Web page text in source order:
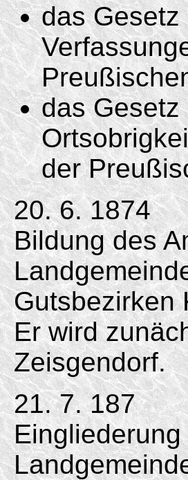
das
das
der
20. 6. 1874
Bildung des
Gutsbezirken
Er wird
Zeisgendorf.
21. 7. 187